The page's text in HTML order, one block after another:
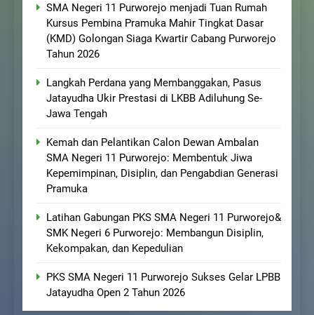
SMA Negeri 11 Purworejo menjadi Tuan Rumah
Kursus Pembina Pramuka Mahir Tingkat Dasar
(KMD) Golongan Siaga Kwartir Cabang Purworejo
Tahun 2026
Langkah Perdana yang Membanggakan, Pasus
Jatayudha Ukir Prestasi di LKBB Adiluhung Se-
Jawa Tengah
Kemah dan Pelantikan Calon Dewan Ambalan
SMA Negeri 11 Purworejo: Membentuk Jiwa
Kepemimpinan, Disiplin, dan Pengabdian Generasi
Pramuka
Latihan Gabungan PKS SMA Negeri 11 Purworejo&
SMK Negeri 6 Purworejo: Membangun Disiplin,
Kekompakan, dan Kepedulian
PKS SMA Negeri 11 Purworejo Sukses Gelar LPBB
Jatayudha Open 2 Tahun 2026